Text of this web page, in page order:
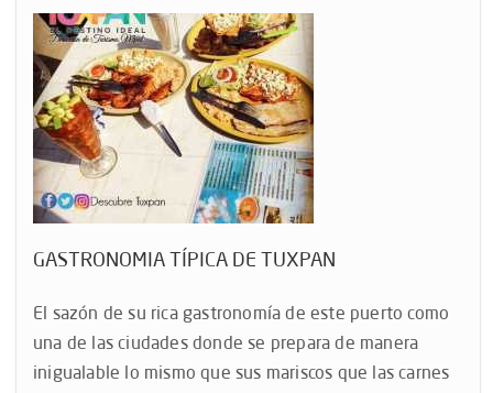
GASTRONOMIA TÍPICA DE TUXPAN
El sazón de su rica gastronomía de este puerto como
una de las ciudades donde se prepara de manera
inigualable lo mismo que sus mariscos que las carnes